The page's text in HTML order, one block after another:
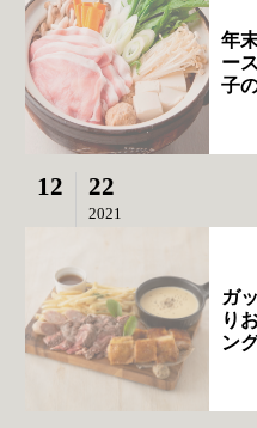
年
ー
子
12 22
2021
ガ
り
ン